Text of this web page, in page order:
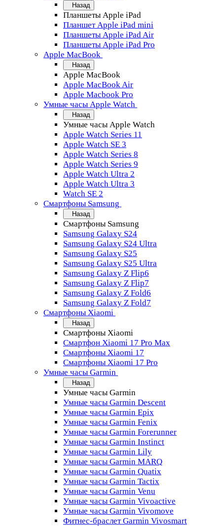
Назад
Планшеты Apple iPad
Планшет Apple iPad mini
Планшеты Apple iPad Air
Планшеты Apple iPad Pro
Apple MacBook
Назад
Apple MacBook
Apple MacBook Air
Apple Macbook Pro
Умные часы Apple Watch
Назад
Умные часы Apple Watch
Apple Watch Series 11
Apple Watch SE 3
Apple Watch Series 8
Apple Watch Series 9
Apple Watch Ultra 2
Apple Watch Ultra 3
Watch SE 2
Смартфоны Samsung
Назад
Смартфоны Samsung
Samsung Galaxy S24
Samsung Galaxy S24 Ultra
Samsung Galaxy S25
Samsung Galaxy S25 Ultra
Samsung Galaxy Z Flip6
Samsung Galaxy Z Flip7
Samsung Galaxy Z Fold6
Samsung Galaxy Z Fold7
Смартфоны Xiaomi
Назад
Смартфоны Xiaomi
Смартфон Xiaomi 17 Pro Max
Смартфоны Xiaomi 17
Смартфоны Xiaomi 17 Pro
Умные часы Garmin
Назад
Умные часы Garmin
Умные часы Garmin Descent
Умные часы Garmin Epix
Умные часы Garmin Fenix
Умные часы Garmin Forerunner
Умные часы Garmin Instinct
Умные часы Garmin Lily
Умные часы Garmin MARQ
Умные часы Garmin Quatix
Умные часы Garmin Tactix
Умные часы Garmin Venu
Умные часы Garmin Vivoactive
Умные часы Garmin Vivomove
Фитнес-браслет Garmin Vivosmart